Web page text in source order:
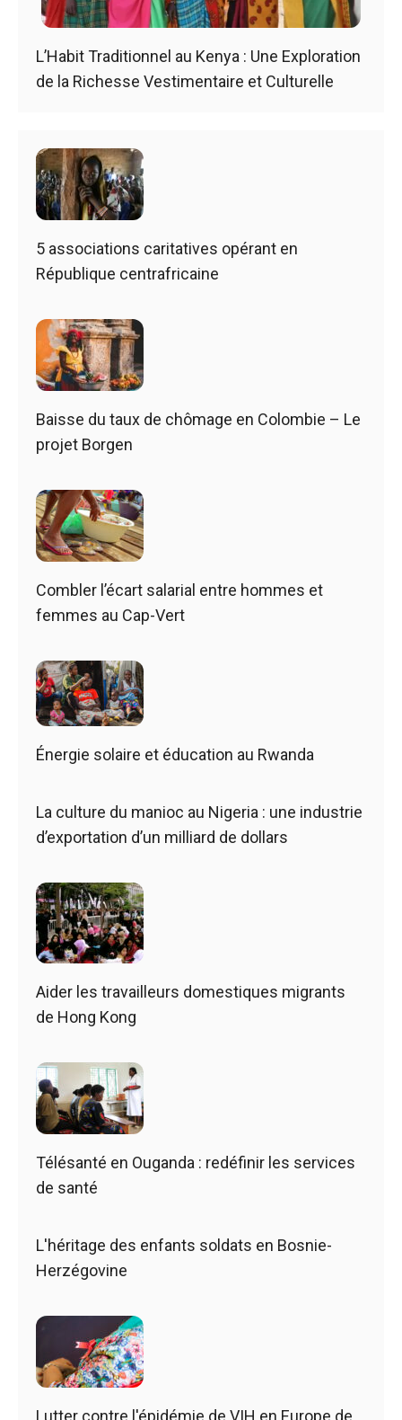
L’Habit Traditionnel au Kenya : Une Exploration
de la Richesse Vestimentaire et Culturelle
5 associations caritatives opérant en
République centrafricaine
Baisse du taux de chômage en Colombie – Le
projet Borgen
Combler l’écart salarial entre hommes et
femmes au Cap-Vert
Énergie solaire et éducation au Rwanda
La culture du manioc au Nigeria : une industrie
d’exportation d’un milliard de dollars
Aider les travailleurs domestiques migrants
de Hong Kong
Télésanté en Ouganda : redéfinir les services
de santé
L'héritage des enfants soldats en Bosnie-
Herzégovine
Lutter contre l'épidémie de VIH en Europe de